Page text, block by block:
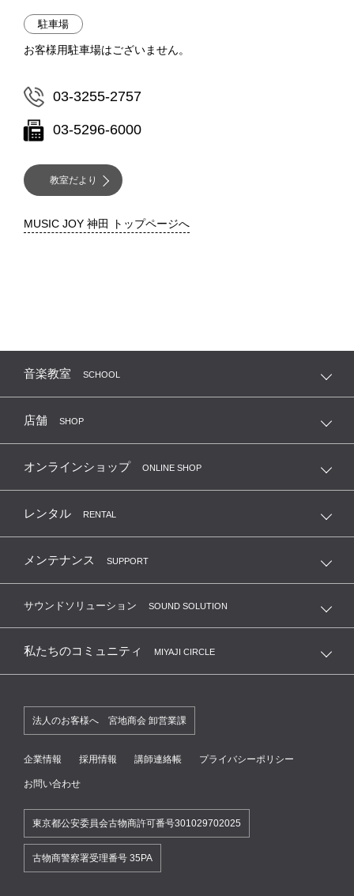
駐車場
お客様用駐車場はございません。
03-3255-2757
03-5296-6000
教室だより
MUSIC JOY 神田 トップページへ
音楽教室 SCHOOL
店舗 SHOP
オンラインショップ ONLINE SHOP
レンタル RENTAL
メンテナンス SUPPORT
サウンドソリューション SOUND SOLUTION
私たちのコミュニティ MIYAJI CIRCLE
法人のお客様へ 宮地商会 卸営業課
企業情報 採用情報 講師連絡帳 プライバシーポリシー
お問い合わせ
東京都公安委員会古物商許可番号301029702025
古物商警察署受理番号 35PA